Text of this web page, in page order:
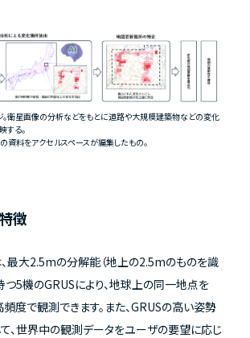
衛星画像の分析などをもとに道路や大規模建築物などの変化
する。
資料をアクセルスペースが編集したもの。
徴
最大2.5mの分解能（地上の2.5mのものを識
つ5機のGRUSにより、地球上の同一地点を
度で観測できます。また、GRUSの高い姿勢
、世界中の観測データをユーザの要望に応じ